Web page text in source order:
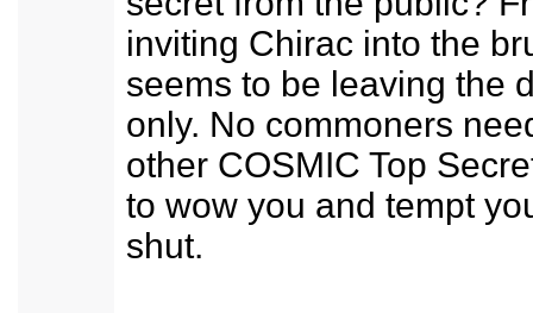
inviting Chirac into the
seems to be leaving the
only. No commoners
other COSMIC Top
to wow you and tempt
shut.